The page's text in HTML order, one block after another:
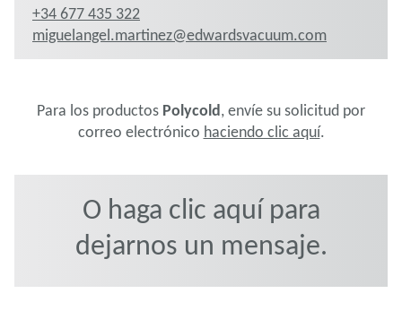
+34 677 435 322
miguelangel.martinez@edwardsvacuum.com
Para los productos Polycold, envíe su solicitud por
correo electrónico haciendo clic aquí.
O haga clic aquí para
dejarnos un mensaje.